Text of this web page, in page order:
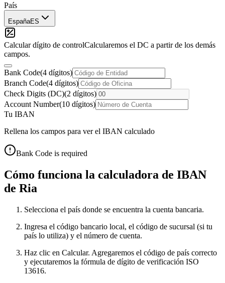
País
EspañaES
Calcular dígito de controlCalcularemos el DC a partir de los demás
campos.
Bank Code(4 dígitos)
Branch Code(4 dígitos)
Check Digits (DC)(2 dígitos)
Account Number(10 dígitos)
Tu IBAN
Rellena los campos para ver el IBAN calculado
Bank Code is required
Cómo funciona la calculadora de IBAN
de Ria
Selecciona el país donde se encuentra la cuenta bancaria.
Ingresa el código bancario local, el código de sucursal (si tu
país lo utiliza) y el número de cuenta.
Haz clic en Calcular. Agregaremos el código de país correcto
y ejecutaremos la fórmula de dígito de verificación ISO
13616.